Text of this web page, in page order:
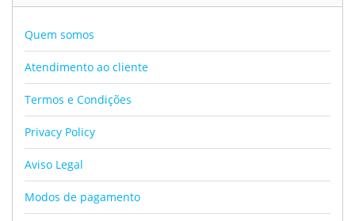
Quem somos
Atendimento ao cliente
Termos e Condições
Privacy Policy
Aviso Legal
Modos de pagamento